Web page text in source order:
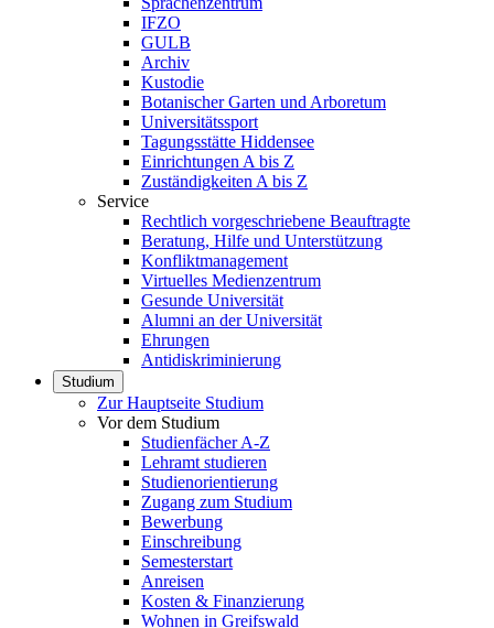
IFZO
GULB
Archiv
Kustodie
Botanischer Garten und Arboretum
Universitätssport
Tagungsstätte Hiddensee
Einrichtungen A bis Z
Zuständigkeiten A bis Z
Service
Rechtlich vorgeschriebene Beauftragte
Beratung, Hilfe und Unterstützung
Konfliktmanagement
Virtuelles Medienzentrum
Gesunde Universität
Alumni an der Universität
Ehrungen
Antidiskriminierung
Studium
Zur Hauptseite Studium
Vor dem Studium
Studienfächer A-Z
Lehramt studieren
Studienorientierung
Zugang zum Studium
Bewerbung
Einschreibung
Semesterstart
Anreisen
Kosten & Finanzierung
Wohnen in Greifswald